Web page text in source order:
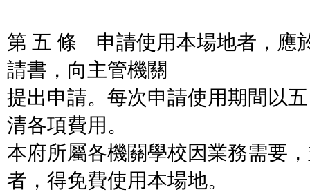
第 五 條 申請使用本場地者，應
請書，向主管機關
提出申請。每次申請使用期間以
清各項費用。
本府所屬各機關學校因業務需要
者，得免費使用本場地。